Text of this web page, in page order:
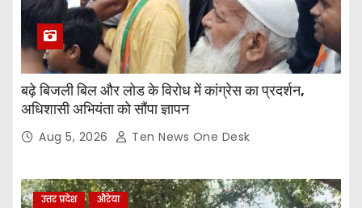
बढ़े बिजली बिल और लोड के विरोध में कांग्रेस का प्रदर्शन,
अधिशासी अभियंता को सौंपा ज्ञापन
Aug 5, 2026 Ten News One Desk
उत्तर प्रदेश औरेया